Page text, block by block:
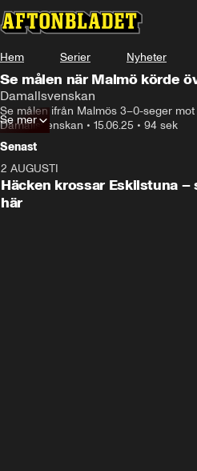
Hem Serier Nyheter
Se målen när Malmö körde
Damallsvenskan
Se målen ifrån Malmös 3–0-seger mot
Damallsvenskan • 15.06.25 • 94 sek
Se mer
Senast
2 AUGUSTI
Häcken krossar Eskilstuna –
här